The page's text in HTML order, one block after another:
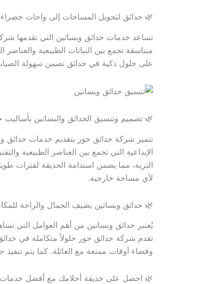
🌿 حدائق لتحويل المساحات إلى واحات خضراء
تساعد خدمات حدائق وبساتين التي تقدمها
متناسقة تجمع بين النباتات الطبيعية
على حلول ذكية في حدائق تضمن سهولة الصيانة
🌿 تصميم وتنسيق الحدائق والبساتين بأساليب
تتميز شركة حدائق حور بتقديم خدمات حدائق
الإبداعية التي تجمع بين العناصر الطبيعية
التربة، مما يضمن استدامة الحديقة لفترات
لأي مساحة خارجية.
🌿 حدائق وبساتين يضيف الجمال والراحة
يُعتبر حدائق وبساتين من أهم العوامل التي
تقدم شركة حدائق حور حلولاً متكاملة في
وقضاء أوقات ممتعة مع العائلة. كما يتم
🌿 احصل على حديقة أحلامك مع أفضل خدمات